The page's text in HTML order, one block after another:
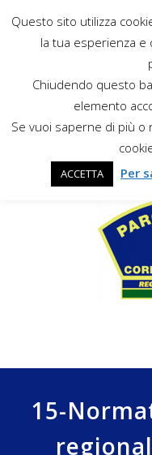
15-
Questo sito utilizza
la tua esperienza e
Chiudendo questo
elemento
Se vuoi saperne di più o
ACCETTA Per